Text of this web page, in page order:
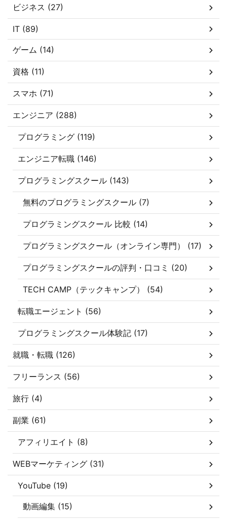
ビジネス (27)
IT (89)
ゲーム (14)
資格 (11)
スマホ (71)
エンジニア (288)
プログラミング (119)
エンジニア転職 (146)
プログラミングスクール (143)
無料のプログラミングスクール (7)
プログラミングスクール 比較 (14)
プログラミングスクール（オンライン専門） (17)
プログラミングスクールの評判・口コミ (20)
TECH CAMP（テックキャンプ） (54)
転職エージェント (56)
プログラミングスクール体験記 (17)
就職・転職 (126)
フリーランス (56)
旅行 (4)
副業 (61)
アフィリエイト (8)
WEBマーケティング (31)
YouTube (19)
動画編集 (15)